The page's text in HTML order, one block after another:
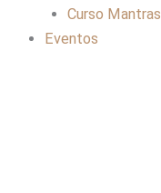
Curso Mantras
Eventos